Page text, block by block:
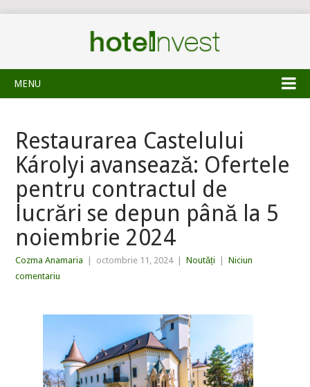
MENU
Restaurarea Castelului
Károlyi avansează: Ofertele
pentru contractul de
lucrări se depun până la 5
noiembrie 2024
Cozma Anamaria octombrie 11, 2024 Noutăți
Niciun
comentariu